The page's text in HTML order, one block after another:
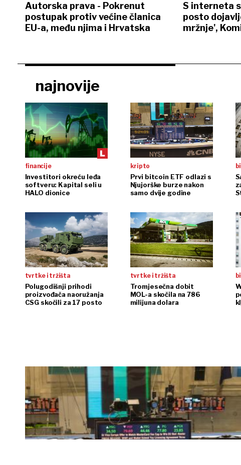
Autorska prava - Pokrenut
postupak protiv većine članica
EU-a, među njima i Hrvatska
S interneta
posto
mržnje',
najnovije
financije
Investitori okreću leđa
softveru: Kapital seli u
HALO dionice
kripto
Prvi bitcoin ETF odlazi s
Njujorške burze nakon
samo dvije godine
tvrtke i tržišta
Polugodišnji prihodi
proizvođača naoružanja
CSG skočili za 17 posto
tvrtke i tržišta
Tromjesečna dobit
MOL-a skočila na 786
milijuna dolara